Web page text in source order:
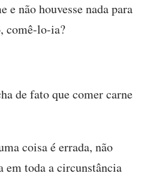
e não houvesse nada para
comê-lo-ia?
de fato que comer carne
coisa é errada, não
em toda a circunstância